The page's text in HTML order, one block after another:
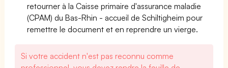
retourner à la Caisse primaire d'assurance maladie
(CPAM) du Bas-Rhin - accueil de Schiltigheim pour
remettre le document et en reprendre un vierge.
Si votre accident n'est pas reconnu comme